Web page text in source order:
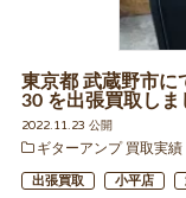
東京都 武蔵野市に
30 を出張買取しま
2022.11.23 公開
ギターアンプ 買取実績
出張買取 小平店